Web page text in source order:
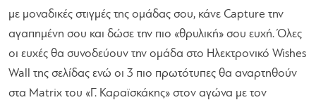
με μοναδικές στιγμές της ομάδας σου, κάνε Capture την
αγαπημένη σου και δώσε την πιο «θρυλική» σου ευχή. Όλες
οι ευχές θα συνοδεύουν την ομάδα στο Ηλεκτρονικό Wishes
Wall της σελίδας ενώ οι 3 πιο πρωτότυπες θα αναρτηθούν
στα Matrix του «Γ. Καραϊσκάκης» στον αγώνα με τον